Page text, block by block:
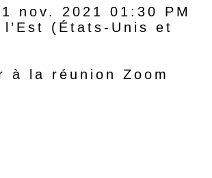
nov. 2021 01:30 PM
l’Est (États-Unis et
à la réunion Zoom